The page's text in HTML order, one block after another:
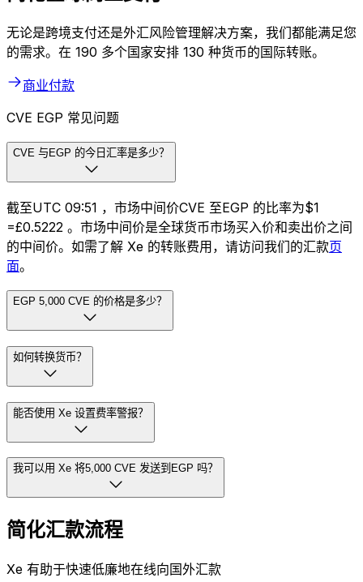
无论是跨境支付还是外汇风险管理解决方案，我们都能满足您
的需求。在 190 多个国家安排 130 种货币的国际转账。
商业付款
CVE EGP 常见问题
CVE 与EGP 的今日汇率是多少？
截至UTC 09:51 ，市场中间价CVE 至EGP 的比率为$1
=£0.5222 。市场中间价是全球货币市场买入价和卖出价之间
的中间价。如需了解 Xe 的转账费用，请访问我们的汇款页
面。
EGP 5,000 CVE 的价格是多少？
如何转换货币？
能否使用 Xe 设置费率警报？
我可以用 Xe 将5,000 CVE 发送到EGP 吗？
简化汇款流程
Xe 有助于快速低廉地在线向国外汇款